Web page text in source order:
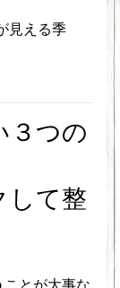
見える季
３つの
て整
ことが大事な